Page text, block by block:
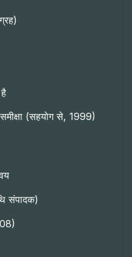
(सहयोग से, 1999)
संपादक)